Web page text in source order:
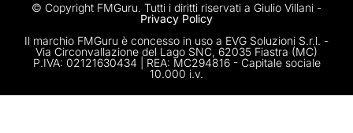
© Copyright FMGuru. Tutti i diritti riservati a Giulio Villani -
Privacy Policy
Il marchio FMGuru è concesso in uso a EVG Soluzioni S.r.l. -
Via Circonvallazione del Lago SNC, 62035 Fiastra (MC)
P.IVA: 02121630434 | REA: MC294816 - Capitale sociale
10.000 i.v.